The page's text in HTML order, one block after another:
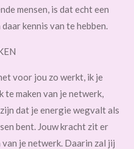
mensen, is dat echt een
kennis van te hebben.
voor jou zo werkt, ik je
te maken van je netwerk,
dat je energie wegvalt als
bent. Jouw kracht zit er
je netwerk. Daarin zal jij